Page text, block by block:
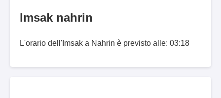
Imsak nahrin
L'orario dell'Imsak a Nahrin è previsto alle: 03:18